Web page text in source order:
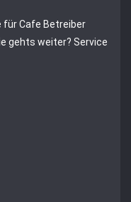
für Cafe Betreiber
gehts weiter? Service